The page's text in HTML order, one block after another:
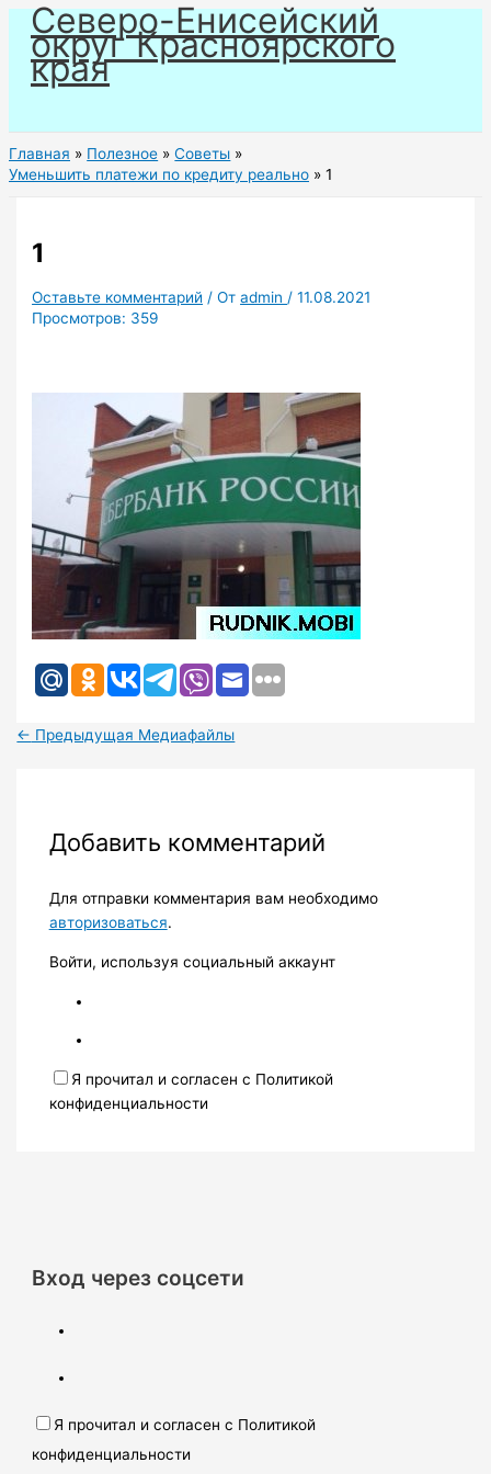
Перейти
содержимому
Северо-Енисейский
округ Красноярского
края
Главная Полезное
Советы
Уменьшить платежи по кредиту реально
1
1
Оставьте комментарий / Отadmin /11.08.2021
Просмотров: 359
← Предыдущая Медиафайлы
Добавить комментарий
Для отправки комментария вам необходимо
авторизоваться.
Войти, используя социальный аккаунт
Я прочитал и согласен с Политикой
конфиденциальности
Вход через соцсети
Я прочитал и согласен с Политикой
конфиденциальности